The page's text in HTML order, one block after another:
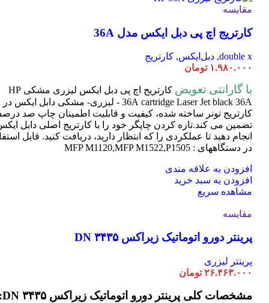
مقایسه
کارتریج اچ پی دبل ایکس مدل 36A
double x
, دبل‌ایکس, کارتریج
۱.۹۸۰.۰۰۰ تومان
با گارانتی تعویض
کارتریج اچ پی دبل ایکس لیزری مشکی HP
36A cartridge Laser
Jet black 36A - لیزری- مشکی دابل ایکس در
کارتریج تونر ساخته شده، کیفیت و قابلیت اطمینان چاپ صد
تضمین می کند.تازه کردن چاپگر خود را با کارتریج اصلی دابل
انجام دهید تا عملکردی را که انتظار دارید، دریافت کنید. قابل
در دستگاههای : MFP M1120,MFP M1522,P1505
افزودن به علاقه مندی
افزودن به سبد خرید
مشاهده سریع
مقایسه
پرینتر دورو اتوماتیک زیراکس DN ۳۴۳۵
پرینتر لیزری
۲۶.۴۶۳.۰۰۰ تومان
مشخصات کلی پرینتر دورو اتوماتیک زیراکس DN ۳۴۳۵: